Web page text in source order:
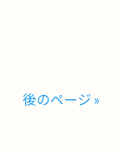
後のページ »